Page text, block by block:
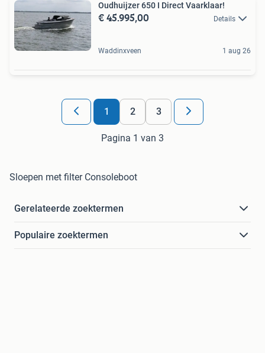
Oudhuijzer 650 I Direct Vaarklaar!
€ 45.995,00 Details
Waddinxveen 1 aug 26
1 2 3
Pagina 1 van 3
Sloepen met filter Consoleboot
Gerelateerde zoektermen
Populaire zoektermen